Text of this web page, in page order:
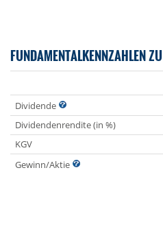
FUNDAMENTALKENNZAHLEN
Dividende
Dividendenrendite (in %)
KGV
Gewinn/Aktie